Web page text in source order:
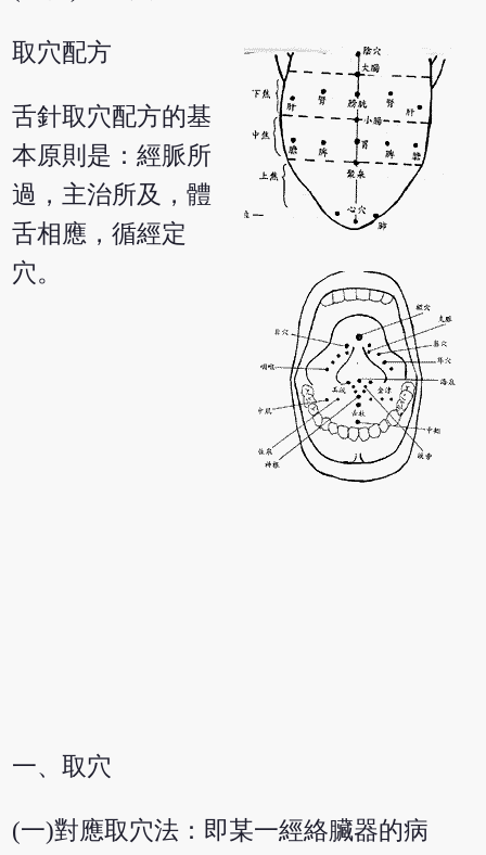
取穴配方
舌針取穴配方的基
本原則是：經脈所
過，主治所及，體
舌相應，循經定
穴。
一、取穴
(一)對應取穴法：即某一經絡臟器的病